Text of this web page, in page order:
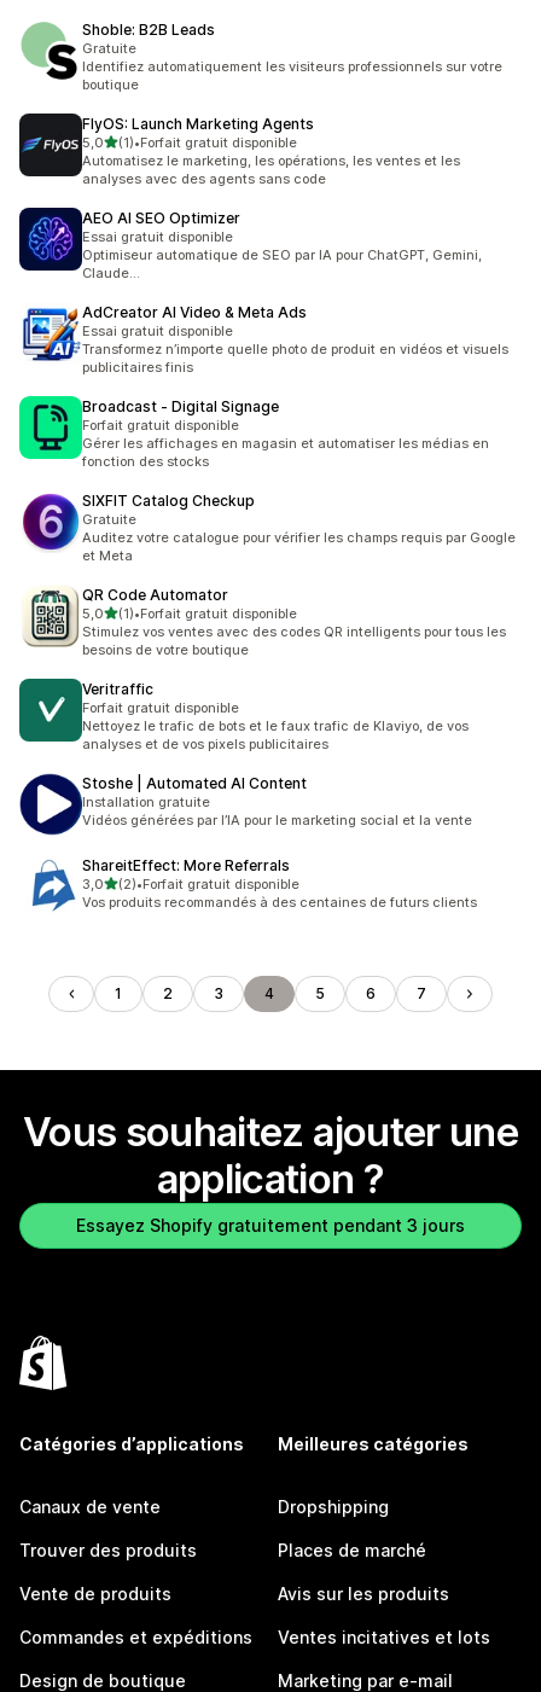
Shoble: B2B Leads
Gratuite
Identifiez automatiquement les visiteurs professionnels sur votre
boutique
FlyOS: Launch Marketing Agents
5,0étoile(s) sur 5
(1)
1 avis au total
•Forfait gratuit disponible
Automatisez le marketing, les opérations, les ventes et les
analyses avec des agents sans code
AEO AI SEO Optimizer
Essai gratuit disponible
Optimiseur automatique de SEO par IA pour ChatGPT, Gemini,
Claude...
AdCreator AI Video & Meta Ads
Essai gratuit disponible
Transformez n’importe quelle photo de produit en vidéos et visuels
publicitaires finis
Broadcast ‑ Digital Signage
Forfait gratuit disponible
Gérer les affichages en magasin et automatiser les médias en
fonction des stocks
SIXFIT Catalog Checkup
Gratuite
Auditez votre catalogue pour vérifier les champs requis par Google
et Meta
QR Code Automator
5,0étoile(s) sur 5
(1)
1 avis au total
•Forfait gratuit disponible
Stimulez vos ventes avec des codes QR intelligents pour tous les
besoins de votre boutique
Veritraffic
Forfait gratuit disponible
Nettoyez le trafic de bots et le faux trafic de Klaviyo, de vos
analyses et de vos pixels publicitaires
Stoshe | Automated AI Content
Installation gratuite
Vidéos générées par l’IA pour le marketing social et la vente
ShareitEffect: More Referrals
3,0étoile(s) sur 5
(2)
2 avis au total
•Forfait gratuit disponible
Vos produits recommandés à des centaines de futurs clients
1 2 3 4 5 6 7
Vous souhaitez ajouter une
application ?
Essayez Shopify gratuitement pendant 3 jours
Catégories d’applications
Canaux de vente
Trouver des produits
Vente de produits
Commandes et expéditions
Design de boutique
Meilleures catégories
Dropshipping
Places de marché
Avis sur les produits
Ventes incitatives et lots
Marketing par e-mail